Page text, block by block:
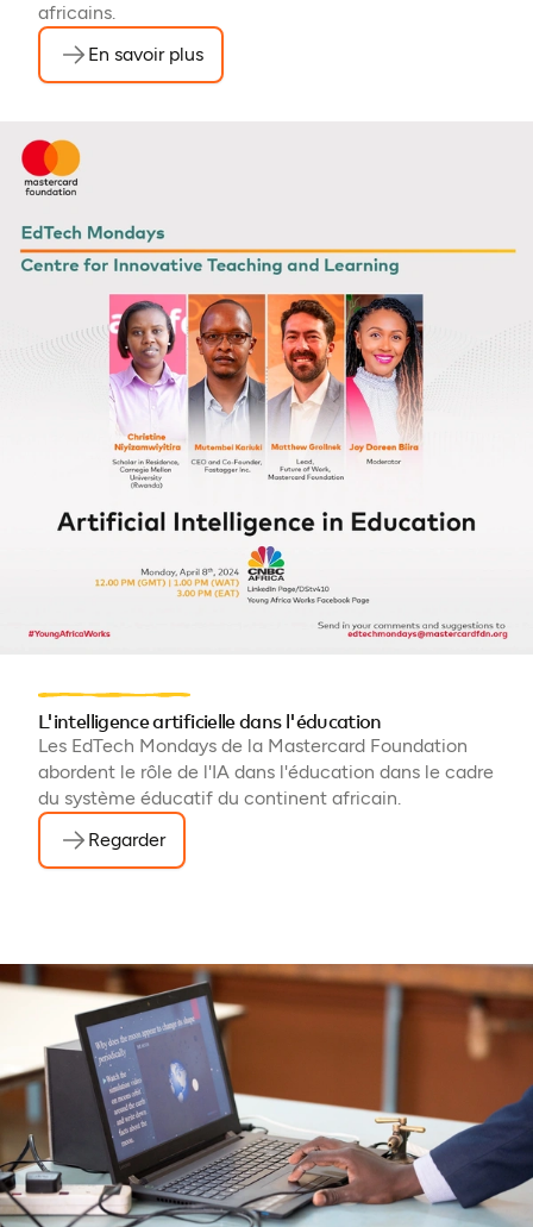
africains.
En savoir plus
L'intelligence artificielle dans l'éducation
Les EdTech Mondays de la Mastercard Foundation
abordent le rôle de l'IA dans l'éducation dans le cadre
du système éducatif du continent africain.
Regarder